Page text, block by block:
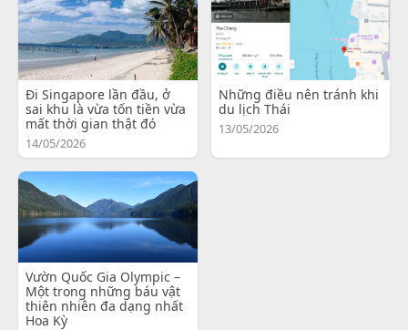
Đi Singapore lần đầu, ở
sai khu là vừa tốn tiền vừa
mất thời gian thật đó
14/05/2026
Những điều nên tránh khi
du lịch Thái
13/05/2026
Vườn Quốc Gia Olympic –
Một trong những báu vật
thiên nhiên đa dạng nhất
Hoa Kỳ